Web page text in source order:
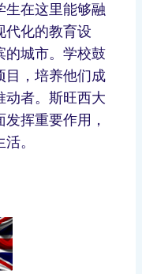
生在这里能够融
代化的教育设
的城市。学校鼓
目，培养他们成
动者。斯旺西大
挥重要作用，
。